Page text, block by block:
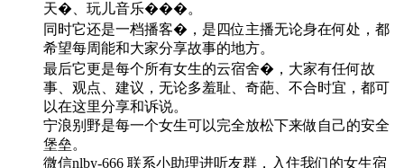
天�、玩儿音乐���。
同时它还是一档播客�️，是四位主播无论身在何处，都
希望每周能和大家分享故事的地方。
最后它更是每个所有女生的云宿舍�，大家有任何故
事、观点、建议，无论多羞耻、奇葩、不合时宜，都可
以在这里分享和诉说。
宁浪别野是每一个女生可以完全放松下来做自己的安全
堡垒。
微信nlby-666 联系小助理进听友群，入住我们的女生宿